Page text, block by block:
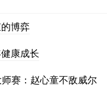
博弈
康成长
赛：赵心童不敌威尔